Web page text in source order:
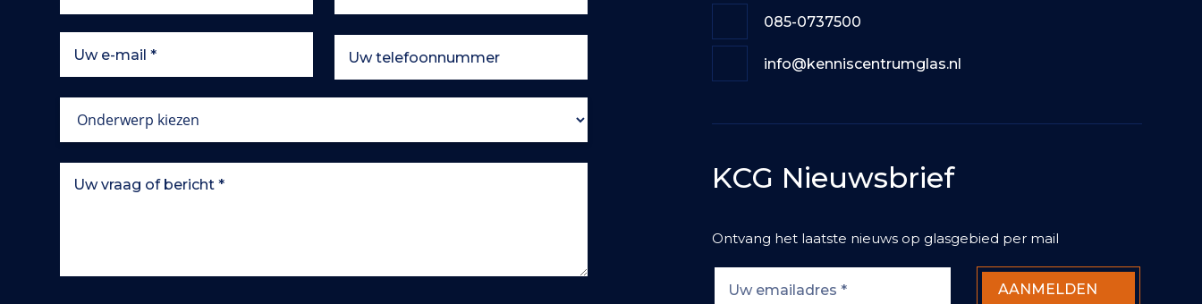
085-0737500
info@kenniscentrumglas.nl
KCG Nieuwsbrief
Ontvang het laatste nieuws op glasgebied per mail